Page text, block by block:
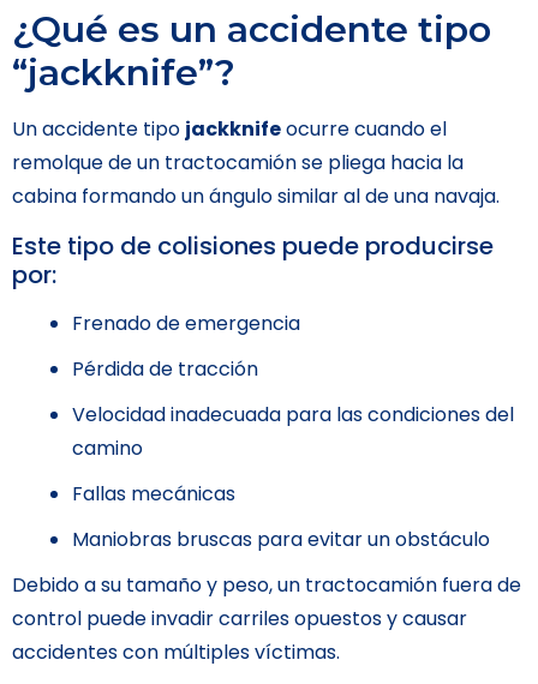
¿Qué es un accidente tipo
“jackknife”?
Un accidente tipo jackknifeocurre cuando el
remolque de un tractocamión se pliega hacia la
cabina formando un ángulo similar al de una navaja.
Este tipo de colisiones puede producirse
por:
Frenado de emergencia
Pérdida de tracción
Velocidad inadecuada para las condiciones del
camino
Fallas mecánicas
Maniobras bruscas para evitar un obstáculo
Debido a su tamaño y peso, un tractocamión fuera de
control puede invadir carriles opuestos y causar
accidentes con múltiples víctimas.